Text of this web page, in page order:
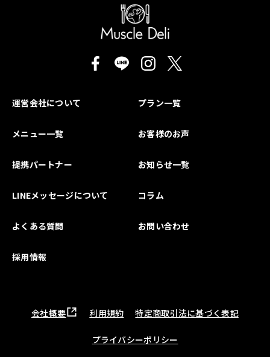
運営会社について プラン一覧
メニュー一覧 お客様のお声
提携パートナー お知らせ一覧
LINEメッセージについて コラム
よくある質問 お問い合わせ
採用情報
会社概要 利用規約 特定商取引法に基づく表記
プライバシーポリシー